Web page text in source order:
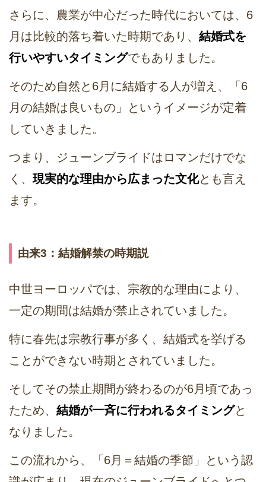
さらに、農業が中心だった時代においては、6
月は比較的落ち着いた時期であり、 結婚式を
行いやすいタイミングでもありました。
そのため自然と6月に結婚する人が増え、「6
月の結婚は良いもの」というイメージが定着
していきました。
つまり、ジューンブライドはロマンだけでな
く、現実的な理由から広まった文化とも言え
ます。
由来3：結婚解禁の時期説
中世ヨーロッパでは、宗教的な理由により、
一定の期間は結婚が禁止されていました。
特に春先は宗教行事が多く、結婚式を挙げる
ことができない時期とされていました。
そしてその禁止期間が終わるのが6月頃であっ
たため、 結婚が一斉に行われるタイミングと
なりました。
この流れから、「6月＝結婚の季節」という認